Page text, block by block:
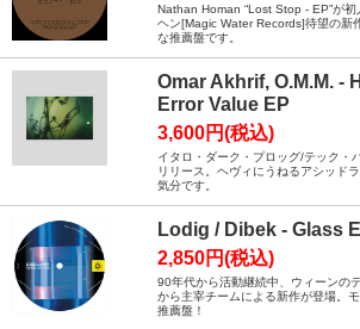
Nathan Homan “Lost Stop - EP”が初
ヘン[Magic Water Records]待望の新
な推薦盤です。
Omar Akhrif, O.M.M. -
Error Value EP
3,600円(税込)
イタロ・ダーク・プロッグ/テック・
リリース。ヘヴィにうねるアシッド
気分です。
Lodig / Dibek - Glass
2,850円(税込)
90年代から活動継続中、ウィーンの
から主宰チームによる新作が登場。
推薦盤！